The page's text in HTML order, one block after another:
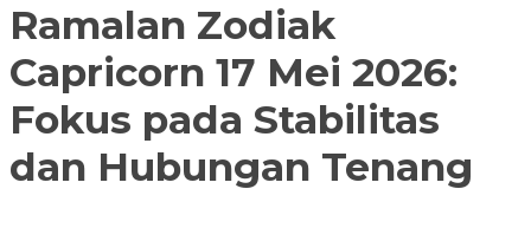
Ramalan Zodiak
Capricorn 17 Mei 2026:
Fokus pada Stabilitas
dan Hubungan Tenang